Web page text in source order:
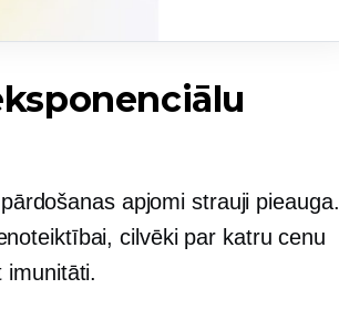
apjomi strauji pieauga.
cilvēki par katru cenu
imunitāti.